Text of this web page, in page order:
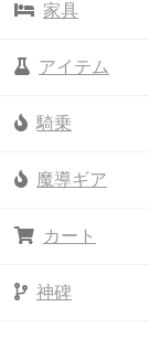
家具
アイテム
騎乗
魔導ギア
カート
神碑